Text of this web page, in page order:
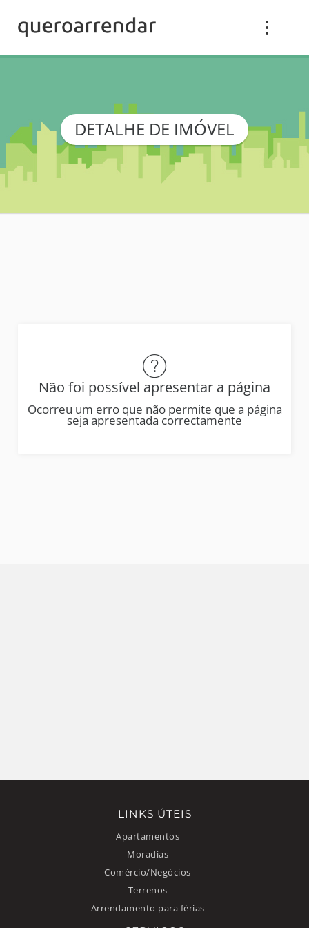
DETALHE DE IMÓVEL
Não foi possível apresentar a página
Ocorreu um erro que não permite que a página
seja apresentada correctamente
LINKS ÚTEIS
Apartamentos
Moradias
Comércio/Negócios
Terrenos
Arrendamento para férias